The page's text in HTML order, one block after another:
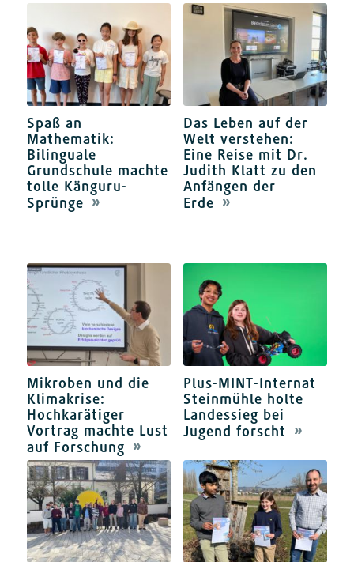
Spaß an
Mathematik:
Bilinguale
Grundschule machte
tolle Känguru-
Sprünge
Das Leben auf der
Welt verstehen:
Eine Reise mit Dr.
Judith Klatt zu den
Anfängen der
Erde
Mikroben und die
Klimakrise:
Hochkarätiger
Vortrag machte Lust
auf Forschung
Plus-MINT-Internat
Steinmühle holte
Landessieg bei
Jugend forscht